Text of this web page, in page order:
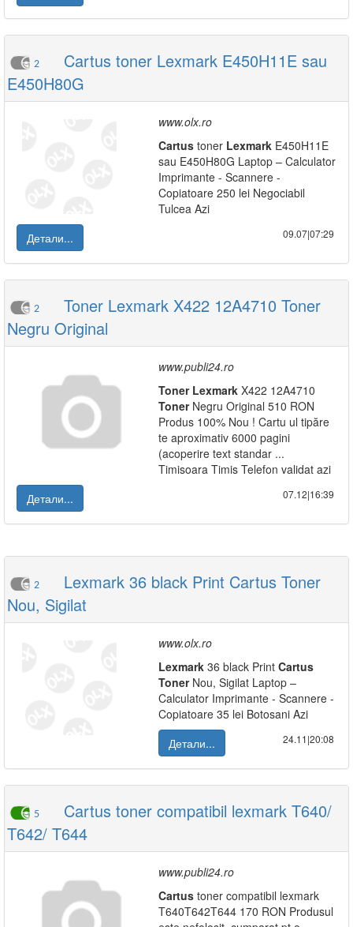
2
Cartus toner Lexmark E450H11E sau
E450H80G
www.olx.ro
Cartus toner Lexmark E450H11E
sau E450H80G Laptop – Calculator
Imprimante - Scannere -
Copiatoare 250 lei Negociabil
Tulcea Azi
Детали...
09.07|07:29
2
Toner Lexmark X422 12A4710 Toner
Negru Original
www.publi24.ro
Toner Lexmark X422 12A4710
TonerNegru Original 510 RON
Produs 100% Nou ! Cartu ul tipăre
te aproximativ 6000 pagini
(acoperire text standar ...
Timisoara Timis Telefon validat azi
Детали...
07.12|16:39
2
Lexmark 36 black Print Cartus Toner
Nou, Sigilat
www.olx.ro
Lexmark 36 black Print Cartus
TonerNou, Sigilat Laptop –
Calculator Imprimante - Scannere -
Copiatoare 35 lei Botosani Azi
Детали...
24.11|20:08
5
Cartus toner compatibil lexmark T640/
T642/ T644
www.publi24.ro
Cartus toner compatibil lexmark
T640T642T644 170 RON Produsul